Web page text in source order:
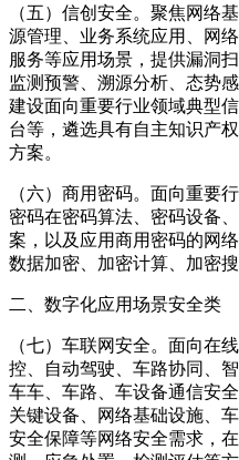
（五）信创安全。聚焦网络
源管理、业务系统应用、网
服务等应用场景，提供漏洞
监测预警、溯源分析、态势
建设面向重要行业领域典型
台等，遴选具有自主知识产
方案。
（六）商用密码。面向重要
密码在密码算法、密码设备
案，以及应用商用密码的网
数据加密、加密计算、加密搜
二、数字化应用场景安全类
（七）车联网安全。面向在
控、自动驾驶、车路协同、
车车、车路、车设备通信安
关键设备、网络基础设施、
安全保障等网络安全需求，